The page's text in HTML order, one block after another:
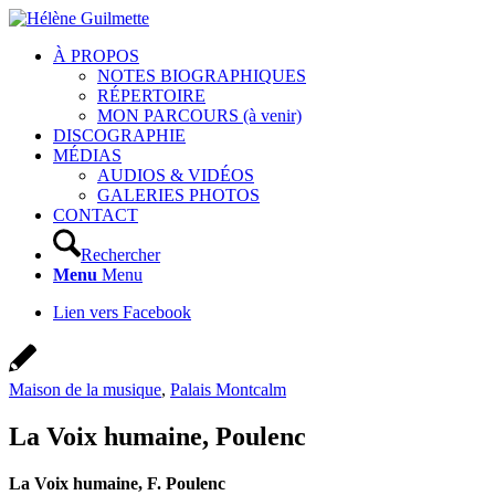
À PROPOS
NOTES BIOGRAPHIQUES
RÉPERTOIRE
MON PARCOURS (à venir)
DISCOGRAPHIE
MÉDIAS
AUDIOS & VIDÉOS
GALERIES PHOTOS
CONTACT
Rechercher
Menu Menu
Lien vers Facebook
Maison de la musique, Palais Montcalm
La Voix humaine, Poulenc
La Voix humaine, F. Poulenc